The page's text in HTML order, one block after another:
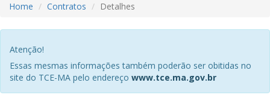
Home Contratos Detalhes
Atenção!
Essas mesmas informações também poderão ser obitidas no
site do TCE-MA pelo endereço www.tce.ma.gov.br